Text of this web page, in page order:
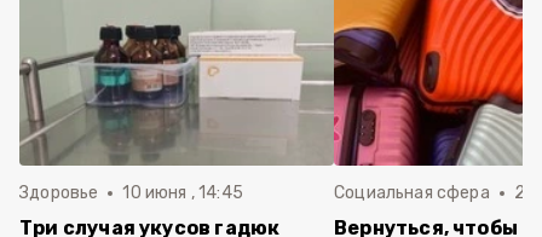
Здоровье 10 июня , 14:45
Три случая укусов гадюк
Социальная сфера 20
Вернуться, чтобы